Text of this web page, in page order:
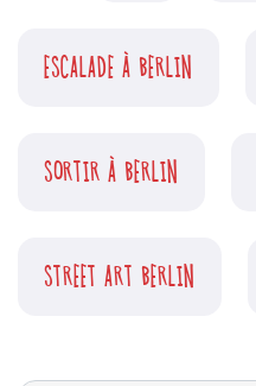
ESCALADE À BERLIN
SORTIR À BERLIN
STREET ART BERLIN